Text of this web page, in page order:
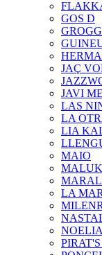
GOS D
JAÇ
JAVI
LAS
LA
LIA
MAIO
LA